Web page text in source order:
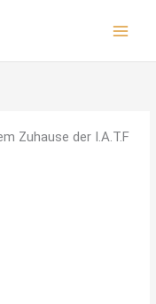
Zuhause der I.A.T.F